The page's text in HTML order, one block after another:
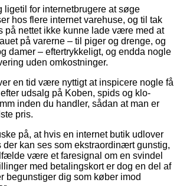
ligetil for internetbrugere at søge
hos flere internet varehuse, og til tak
på nettet ikke kunne lade være med at
på varerne – til piger og drenge, og
damer – eftertrykkeligt, og endda nogle
uden omkostninger.
en tid være nyttigt at inspicere nogle få
udsalg på Koben, spids og klo-
inden du handler, sådan at man er
pris.
på, at hvis en internet butik udlover
der kan ses som ekstraordinært gunstig,
være et faresignal om en svindel
med betalingskort er dog en del af
begunstiger dig som køber imod